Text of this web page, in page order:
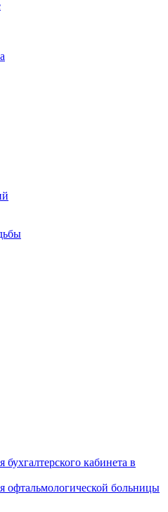
кабинета в
офтальмологической больницы